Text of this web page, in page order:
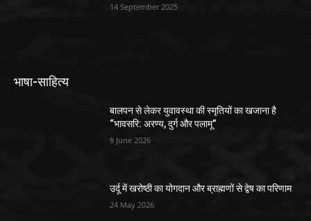
14 September 2025
भाषा-साहित्य
बालपन से लेकर युवावस्था की स्मृतियों का खजाना है
“भावसरि: अरण्य, दुर्ग और पलामू”
8 June 2026
उर्दू में खरोष्ठी का योगदान और ब्राह्मणों से द्वेष का परिणाम
24 May 2026